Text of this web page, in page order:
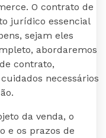
O contrato de
jurídico essencial
sejam eles
abordaremos
contrato,
necessários
da venda, o
e os prazos de